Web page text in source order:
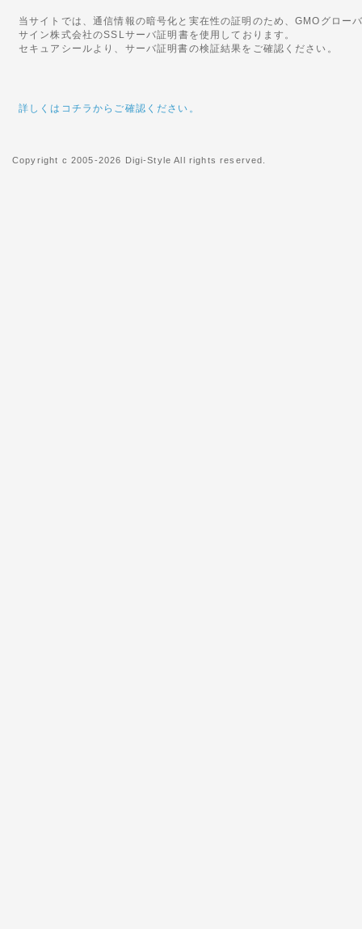
いらっしゃいませ! ご来店あり
一人暮らしからオフィスなどさ
当サイトでは、通信情報の暗号化と実在性の証明のため、GMOグロー
サイン株式会社のSSLサーバ証明書を使用しております。
セキュアシールより、サーバ証明書の検証結果をご確認ください。
詳しくはコチラからご確認ください。
Copyright c 2005-2026 Digi-Style All rights reserved.